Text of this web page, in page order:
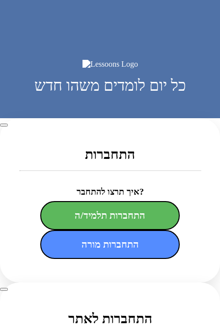
כל יום לומדים משהו חדש
התחברות
איך תרצו להתחבר?
התחברות תלמיד/ה
התחברות מורה
התחברות לאתר